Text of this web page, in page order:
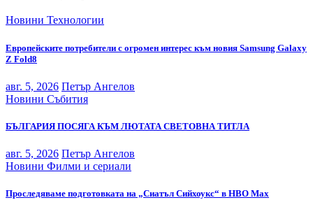
Новини Технологии
Европейските потребители с огромен интерес към новия Samsung Galaxy
Z Fold8
авг. 5, 2026 Петър Ангелов
Новини Събития
БЪЛГАРИЯ ПОСЯГА КЪМ ЛЮТАТА СВЕТОВНА ТИТЛА
авг. 5, 2026 Петър Ангелов
Новини Филми и сериали
Проследяваме подготовката на „Сиатъл Сийхоукс“ в HBO Max